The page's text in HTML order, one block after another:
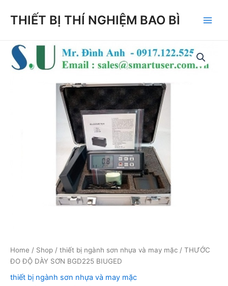
THIẾT BỊ THÍ NGHIỆM BAO BÌ
Home / Shop / thiết bị ngành sơn nhựa và may mặc / THƯỚC
ĐO ĐỘ DÀY SƠN BGD225 BIUGED
thiết bị ngành sơn nhựa và may mặc